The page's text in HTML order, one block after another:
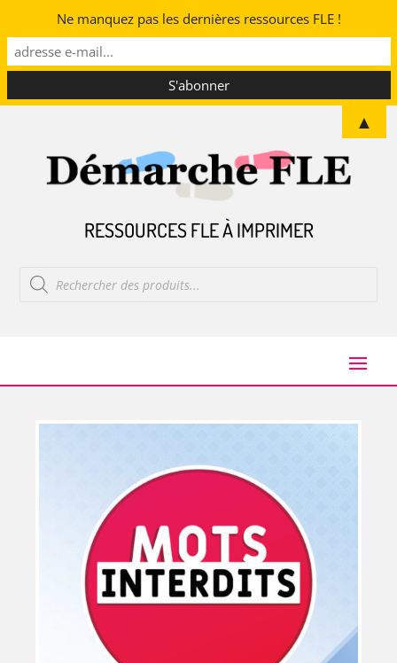
RESSOURCES FLE À IMPRIMER
Recherche
de
produits
Ne manquez pas les dernières ressources FLE !
▲